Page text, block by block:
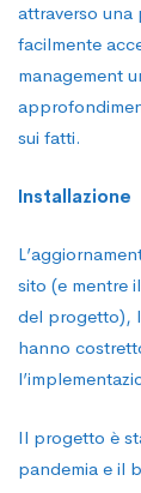
attraverso una
facilmente
management
sui fatti.
Installazione
sito (e mentre
del progetto),
hanno
Il progetto è
pandemia e il